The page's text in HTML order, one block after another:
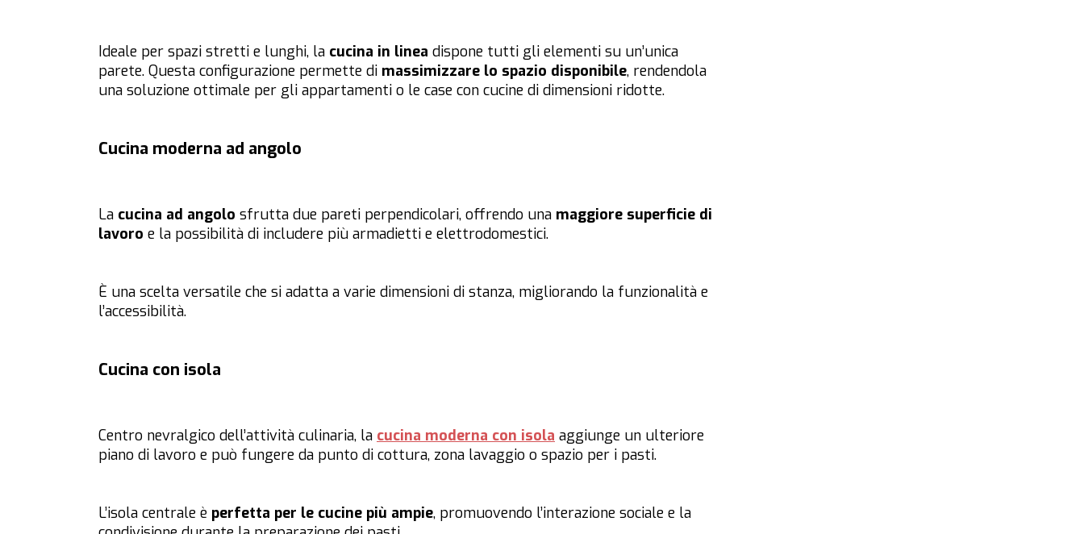
Ideale per spazi stretti e lunghi, la cucina in linea dispone tutti gli elementi su un’unica
parete. Questa configurazione permette di massimizzare lo spazio disponibile, rendendola
una soluzione ottimale per gli appartamenti o le case con cucine di dimensioni ridotte.
Cucina moderna ad angolo
La cucina ad angolo sfrutta due pareti perpendicolari, offrendo una maggiore superficie di
lavoro e la possibilità di includere più armadietti e elettrodomestici.
È una scelta versatile che si adatta a varie dimensioni di stanza, migliorando la funzionalità e
l’accessibilità.
Cucina con isola
Centro nevralgico dell’attività culinaria, la cucina moderna con isola aggiunge un ulteriore
piano di lavoro e può fungere da punto di cottura, zona lavaggio o spazio per i pasti.
L’isola centrale è perfetta per le cucine più ampie, promuovendo l’interazione sociale e la